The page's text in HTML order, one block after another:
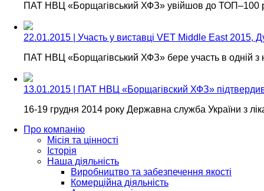
ПАТ НВЦ «Борщагівський ХФЗ» увійшов до ТОП–100
22.01.2015 | Участь у виставці VET Middle East 2015,
ПАТ НВЦ «Борщагівський ХФЗ» бере участь в одній
13.01.2015 | ПАТ НВЦ «Борщагівский ХФЗ» підтвердив
16-19 грудня 2014 року Державна служба України з
Про компанію
Місія та цінності
Історія
Наша діяльність
Виробництво та забезпечення якості
Комерційна діяльність